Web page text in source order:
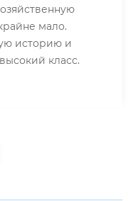
мало.
историю и
класс.